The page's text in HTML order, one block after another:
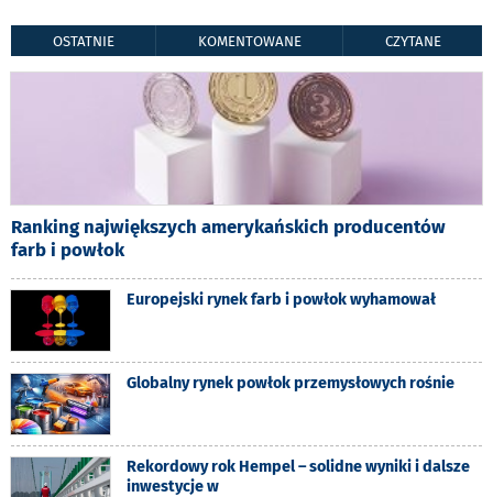
OSTATNIE KOMENTOWANE CZYTANE
Ranking największych amerykańskich producentów
farb i powłok
Europejski rynek farb i powłok wyhamował
Globalny rynek powłok przemysłowych rośnie
Rekordowy rok Hempel – solidne wyniki i dalsze
inwestycje w